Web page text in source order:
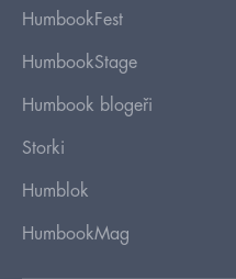
HumbookFest
HumbookStage
Humbook blogeři
Storki
Humblok
HumbookMag